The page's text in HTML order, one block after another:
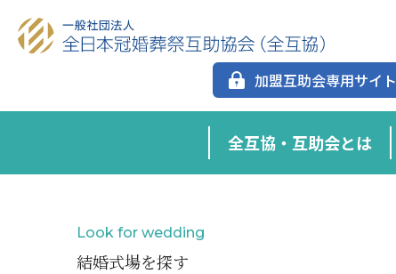
加盟互助会専用サイト
全互協・互助会とは
Look for wedding
結婚式場を探す